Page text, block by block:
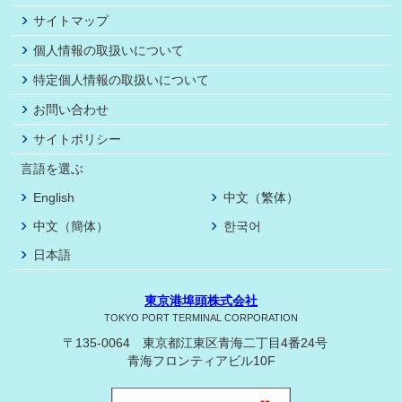
サイトマップ
個人情報の取扱いについて
特定個人情報の取扱いについて
お問い合わせ
サイトポリシー
言語を選ぶ
English
中文（繁体）
中文（簡体）
한국어
日本語
東京港埠頭株式会社
TOKYO PORT TERMINAL CORPORATION
〒135-0064 東京都江東区青海二丁目4番24号
青海フロンティアビル10F